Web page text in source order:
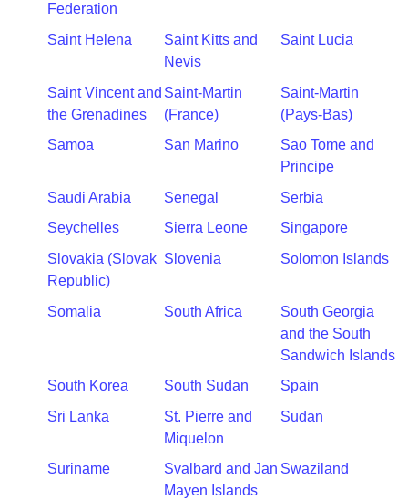
Federation
Saint Helena
Saint Kitts and
Nevis
Saint Lucia
Saint Vincent and
the Grenadines
Saint-Martin
(France)
Saint-Martin
(Pays-Bas)
Samoa
San Marino
Sao Tome and
Principe
Saudi Arabia
Senegal
Serbia
Seychelles
Sierra Leone
Singapore
Slovakia (Slovak
Republic)
Slovenia Solomon Islands
Somalia South Africa
South Georgia
and the South
Sandwich Islands
South Korea
South Sudan
Spain
Sri Lanka
St. Pierre and
Miquelon
Sudan
Suriname
Svalbard and Jan
Mayen Islands
Swaziland